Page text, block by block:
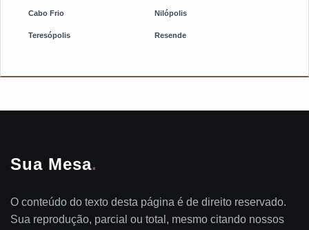
Cabo Frio Nilópolis
Teresópolis Resende
Sua Mesa.
O conteúdo do texto desta página é de direito reservado.
Sua reprodução, parcial ou total, mesmo citando nossos